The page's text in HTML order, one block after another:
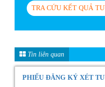
TRA CỨU KẾT QUẢ
Tin liên quan
PHIẾU ĐĂNG KÝ XÉT